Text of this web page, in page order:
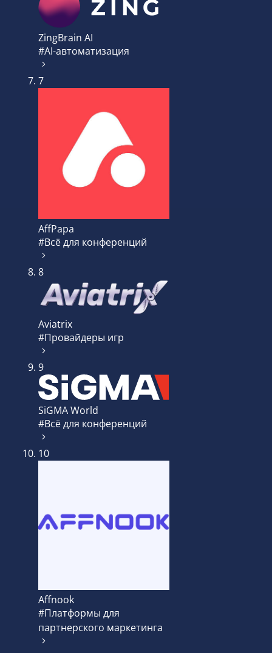
ZingBrain AI
#AI-автоматизация
7
AffPapa
#Всё для конференций
8
Aviatrix
#Провайдеры игр
9
SiGMA World
#Всё для конференций
10
Affnook
#Платформы для
партнерского маркетинга